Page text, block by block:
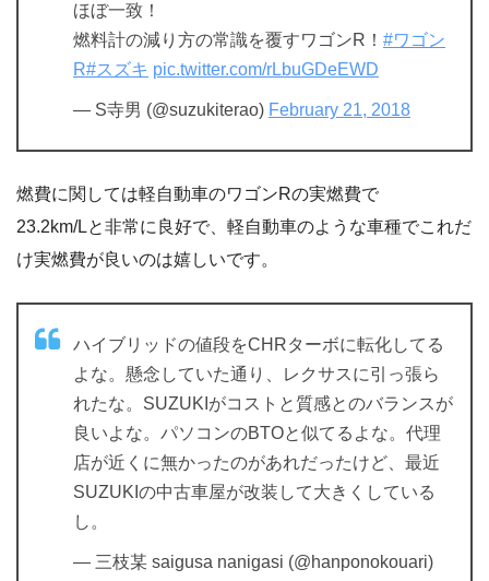
ほぼ一致！
燃料計の減り方の常識を覆すワゴンR！ #ワゴン
R#スズキ pic.twitter.com/rLbuGDeEWD
— S寺男 (@suzukiterao) February 21, 2018
燃費に関しては軽自動車のワゴンRの実燃費で
23.2km/Lと非常に良好で、軽自動車のような車種でこれだ
け実燃費が良いのは嬉しいです。
ハイブリッドの値段をCHRターボに転化してる
よな。懸念していた通り、レクサスに引っ張ら
れたな。SUZUKIがコストと質感とのバランスが
良いよな。パソコンのBTOと似てるよな。代理
店が近くに無かったのがあれだったけど、最近
SUZUKIの中古車屋が改装して大きくしている
し。
— 三枝某 saigusa nanigasi (@hanponokouari)